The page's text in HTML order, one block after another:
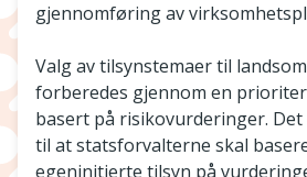
gjennomføring av
Valg av tilsynstemaer til
forberedes gjennom en
basert på risikovurderinger.
til at statsforvalterne skal
egeninitierte tilsyn på